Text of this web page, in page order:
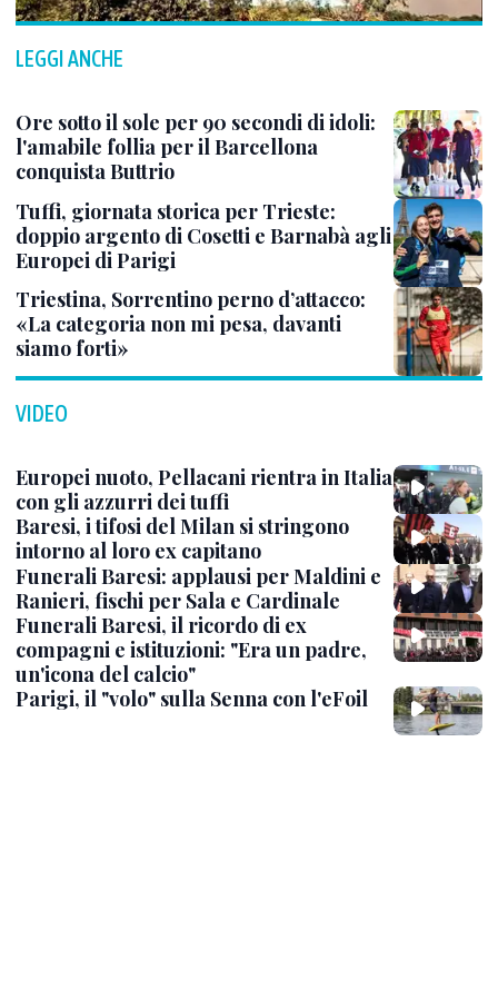
LEGGI ANCHE
Ore sotto il sole per 90 secondi di idoli:
l'amabile follia per il Barcellona
conquista Buttrio
Tuffi, giornata storica per Trieste:
doppio argento di Cosetti e Barnabà agli
Europei di Parigi
Triestina, Sorrentino perno d’attacco:
«La categoria non mi pesa, davanti
siamo forti»
VIDEO
Europei nuoto, Pellacani rientra in Italia
con gli azzurri dei tuffi
Baresi, i tifosi del Milan si stringono
intorno al loro ex capitano
Funerali Baresi: applausi per Maldini e
Ranieri, fischi per Sala e Cardinale
Funerali Baresi, il ricordo di ex
compagni e istituzioni: "Era un padre,
un'icona del calcio"
Parigi, il "volo" sulla Senna con l'eFoil